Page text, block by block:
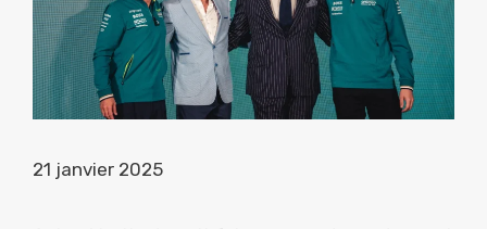
21 janvier 2025